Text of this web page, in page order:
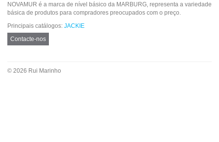
NOVAMUR é a marca de nível básico da MARBURG, representa a variedade
básica de produtos para compradores preocupados com o preço.
Principais catálogos: JACKIE
Contacte-nos
© 2026 Rui Marinho